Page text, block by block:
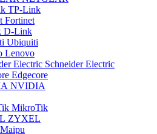
TP-Link
Fortinet
D-Link
Ubiquiti
Lenovo
Schneider Electric
Edgecore
NVIDIA
MikroTik
ZYXEL
Maipu